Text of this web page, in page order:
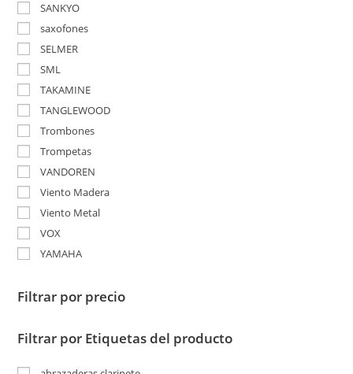
SANKYO
saxofones
SELMER
SML
TAKAMINE
TANGLEWOOD
Trombones
Trompetas
VANDOREN
Viento Madera
Viento Metal
VOX
YAMAHA
Filtrar por precio
Filtrar por Etiquetas del producto